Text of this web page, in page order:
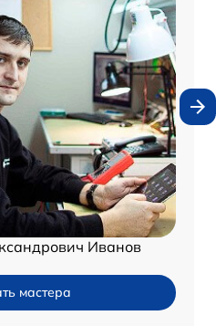
Иванов
мастера